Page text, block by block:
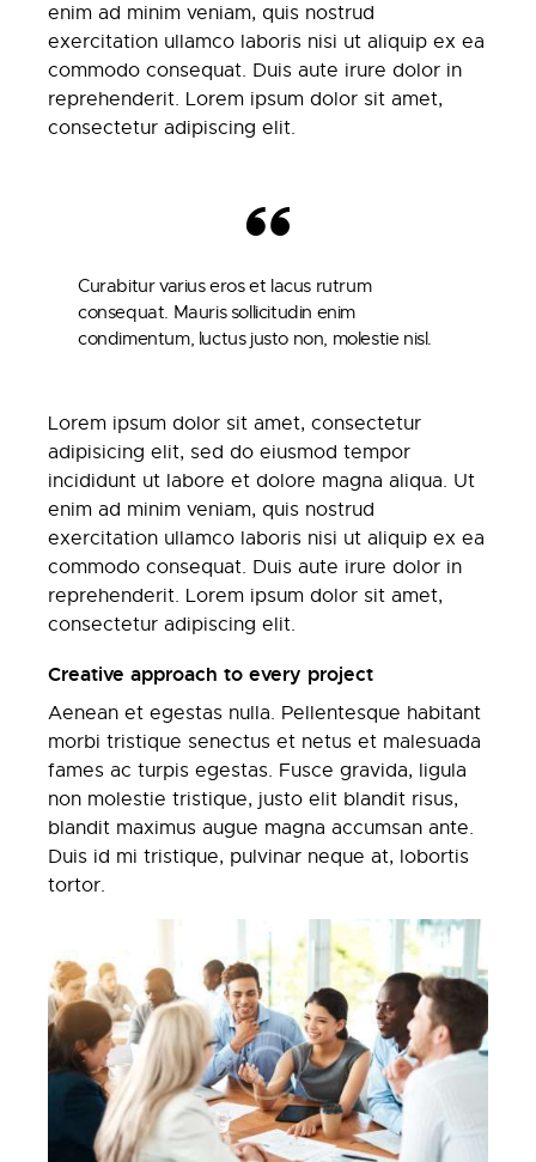
enim ad minim veniam, quis nostrud
exercitation ullamco laboris nisi ut aliquip ex ea
commodo consequat. Duis aute irure dolor in
reprehenderit. Lorem ipsum dolor sit amet,
consectetur adipiscing elit.
Curabitur varius eros et lacus rutrum
consequat. Mauris sollicitudin enim
condimentum, luctus justo non, molestie nisl.
Lorem ipsum dolor sit amet, consectetur
adipisicing elit, sed do eiusmod tempor
incididunt ut labore et dolore magna aliqua. Ut
enim ad minim veniam, quis nostrud
exercitation ullamco laboris nisi ut aliquip ex ea
commodo consequat. Duis aute irure dolor in
reprehenderit. Lorem ipsum dolor sit amet,
consectetur adipiscing elit.
Creative approach to every project
Aenean et egestas nulla. Pellentesque habitant
morbi tristique senectus et netus et malesuada
fames ac turpis egestas. Fusce gravida, ligula
non molestie tristique, justo elit blandit risus,
blandit maximus augue magna accumsan ante.
Duis id mi tristique, pulvinar neque at, lobortis
tortor.